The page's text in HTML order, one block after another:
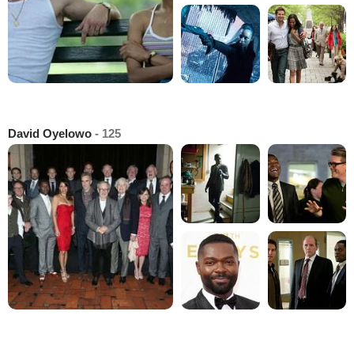
David Oyelowo - 125